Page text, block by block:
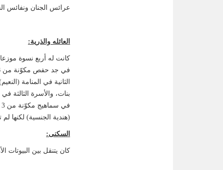
عرائس الجنان ونفائس
العائله والذرية:
كانت له أربع نسوة
في جد حفص مكوّنة من 3
(هندية الجنسية) لكنها
السكنى:
كان يتنقل بين البيوتات